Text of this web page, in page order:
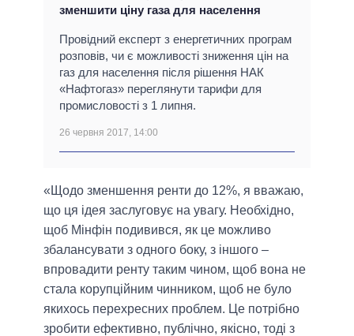
зменшити ціну газа для населення
Провідний експерт з енергетичних програм
розповів, чи є можливості зниження цін на
газ для населення після рішення НАК
«Нафтогаз» переглянути тарифи для
промисловості з 1 липня.
26 червня 2017, 14:00
«Щодо зменшення ренти до 12%, я вважаю,
що ця ідея заслуговує на увагу. Необхідно,
щоб Мінфін подивився, як це можливо
збалансувати з одного боку, з іншого –
впровадити ренту таким чином, щоб вона не
стала корупційним чинником, щоб не було
якихось перехресних проблем. Це потрібно
зробити ефективно, публічно, якісно, ​​тоді з